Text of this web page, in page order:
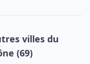
villes du
(69)